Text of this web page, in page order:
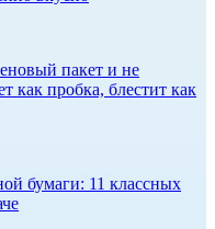
пакет и не
как пробка, блестит как
бумаги: 11 классных